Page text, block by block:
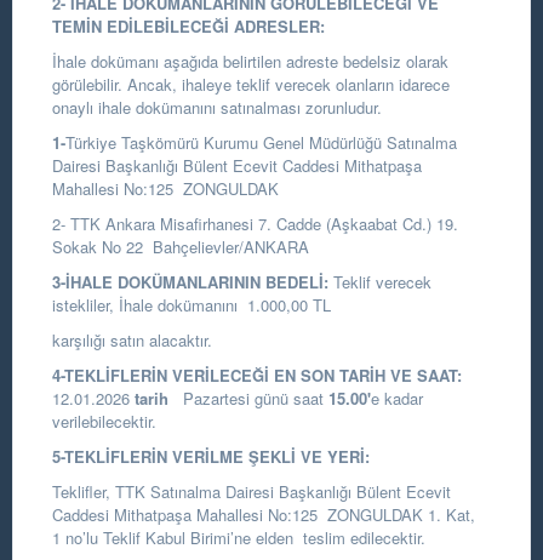
TEMİN EDİLEBİLECEĞİ ADRESLER:
İhale dokümanı aşağıda belirtilen adreste bedelsiz olarak
görülebilir. Ancak, ihaleye teklif verecek olanların idarece
onaylı ihale dokümanını satınalması zorunludur.
1-Türkiye Taşkömürü Kurumu Genel Müdürlüğü Satınalma
Dairesi Başkanlığı Bülent Ecevit Caddesi Mithatpaşa
Mahallesi No:125 ZONGULDAK
2- TTK Ankara Misafirhanesi 7. Cadde (Aşkaabat Cd.) 19.
Sokak No 22 Bahçelievler/ANKARA
3-İHALE DOKÜMANLARININ BEDELİ: Teklif verecek
istekliler, İhale dokümanını 1.000,00 TL
karşılığı satın alacaktır.
4-TEKLİFLERİN VERİLECEĞİ EN SON TARİH VE SAAT:
12.01.2026 tarih Pazartesi günü saat 15.00'e kadar
verilebilecektir.
5-TEKLİFLERİN VERİLME ŞEKLİ VE YERİ:
Teklifler, TTK Satınalma Dairesi Başkanlığı Bülent Ecevit
Caddesi Mithatpaşa Mahallesi No:125 ZONGULDAK 1. Kat,
1 no’lu Teklif Kabul Birimi’ne elden teslim edilecektir.